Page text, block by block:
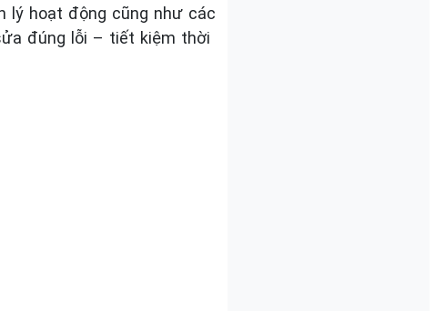
lý hoạt động cũng như các
đúng lỗi – tiết kiệm thời